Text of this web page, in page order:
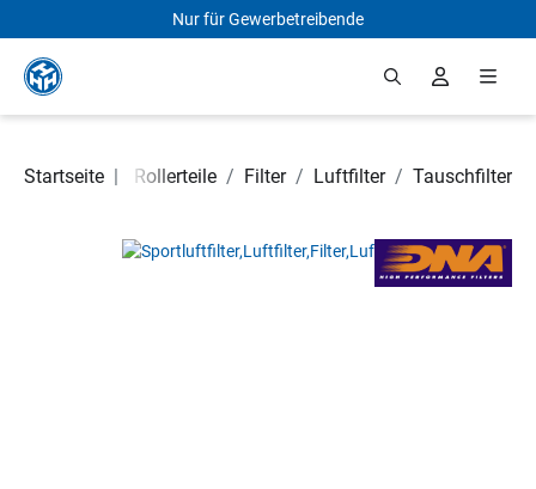
Zum Hauptinhalt springen
Nur für Gewerbetreibende
Startseite |
Motorrad- und Rollerteile / Filter / Luftfilter / Tauschfilter
Bildergalerie überspringen